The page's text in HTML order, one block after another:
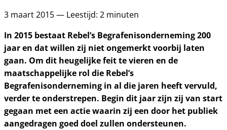
3 maart 2015 — Leestijd: 2 minuten
In 2015 bestaat Rebel’s Begrafenisonderneming 200
jaar en dat willen zij niet ongemerkt voorbij laten
gaan. Om dit heugelijke feit te vieren en de
maatschappelijke rol die Rebel’s
Begrafenisonderneming in al die jaren heeft vervuld,
verder te onderstrepen. Begin dit jaar zijn zij van start
gegaan met een actie waarin zij een door het publiek
aangedragen goed doel zullen ondersteunen.